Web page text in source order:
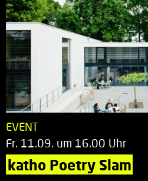
EVENT
Fr. 11.09. um 16.00 Uhr
katho Poetry Slam